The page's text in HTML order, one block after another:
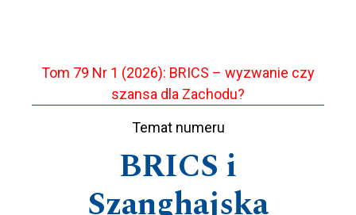
Tom 79 Nr 1 (2026): BRICS – wyzwanie czy
szansa dla Zachodu?
Temat numeru
BRICS i
Szanghajska